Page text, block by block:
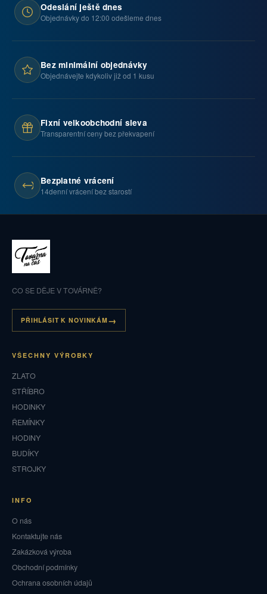
Odeslání ještě dnes
Objednávky do 12:00 odešleme dnes
Bez minimální objednávky
Objednávejte kdykoliv již od 1 kusu
Fixní velkoobchodní sleva
Transparentní ceny bez překvapení
Bezplatné vrácení
14denní vrácení bez starostí
CO SE DĚJE V TOVÁRNĚ?
PŘIHLÁSIT K NOVINKÁM
VŠECHNY VÝROBKY
ZLATO
STŘÍBRO
HODINKY
ŘEMÍNKY
HODINY
BUDÍKY
STROJKY
INFO
O nás
Kontaktujte nás
Zakázková výroba
Obchodní podmínky
Ochrana osobních údajů